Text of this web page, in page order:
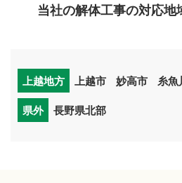
当社の解体工事の対応
上越地方 上越市 妙高市
糸魚
県外
長野県北部